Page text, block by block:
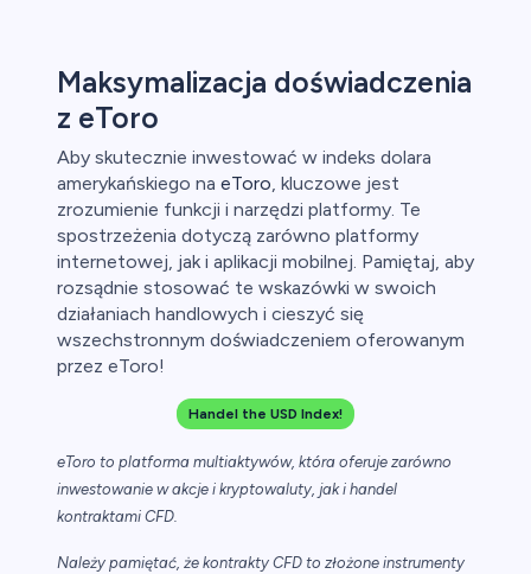
Maksymalizacja doświadczenia
z eToro
Aby skutecznie inwestować w indeks dolara
amerykańskiego na eToro, kluczowe jest
zrozumienie funkcji i narzędzi platformy. Te
spostrzeżenia dotyczą zarówno platformy
internetowej, jak i aplikacji mobilnej. Pamiętaj, aby
rozsądnie stosować te wskazówki w swoich
działaniach handlowych i cieszyć się
wszechstronnym doświadczeniem oferowanym
przez eToro!
Handel the USD Index!
eToro to platforma multiaktywów, która oferuje zarówno
inwestowanie w akcje i kryptowaluty, jak i handel
kontraktami CFD.
Należy pamiętać, że kontrakty CFD to złożone instrumenty